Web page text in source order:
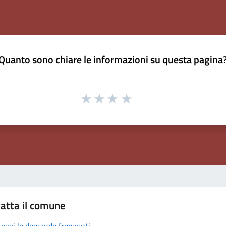
sono chiare le informazioni su questa
il comune